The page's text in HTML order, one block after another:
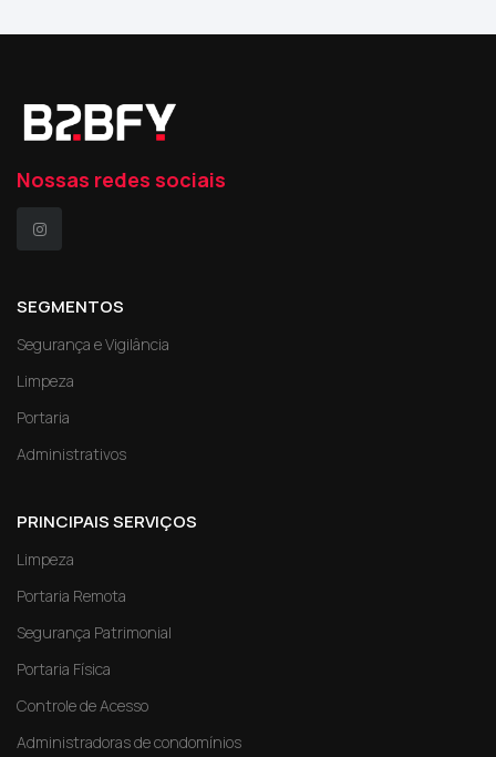
Nossas redes sociais
SEGMENTOS
Segurança e Vigilância
Limpeza
Portaria
Administrativos
PRINCIPAIS SERVIÇOS
Limpeza
Portaria Remota
Segurança Patrimonial
Portaria Física
Controle de Acesso
Administradoras de condomínios